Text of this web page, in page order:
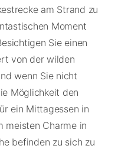
am Strand zu
Moment
Sie einen
von der wilden
wenn Sie nicht
Möglichkeit den
ein Mittagessen in
meisten Charme in
befinden zu sich zu